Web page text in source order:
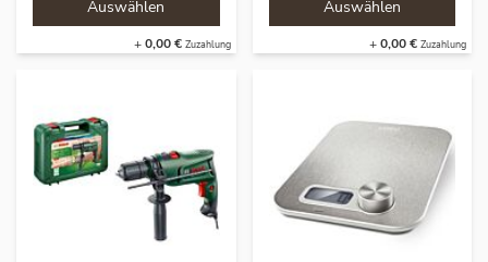
+0,00 € +0,00 €